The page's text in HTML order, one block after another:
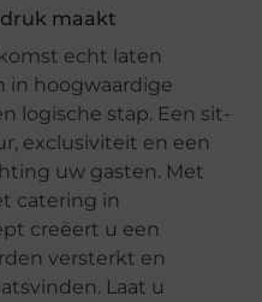
maakt
echt laten
in hoogwaardige
logische stap. Een sit-
exclusiviteit en een
uw gasten. Met
catering in
creëert u een
versterkt en
Laat u